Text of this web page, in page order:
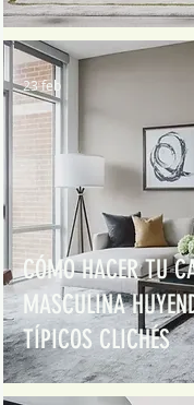
CÓMO HACER TU
MASCULINA
TÍPICOS CLICHÉS
23 feb